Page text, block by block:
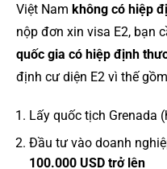
Việt Nam không có hiệp
nộp đơn xin visa E2, bạn
quốc gia có hiệp định
định cư diện E2 vì thế
Lấy quốc tịch Grenada
Đầu tư vào doanh
100.000 USD trở lên